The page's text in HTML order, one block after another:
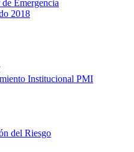
Emergencia
2018
Institucional PMI
del Riesgo